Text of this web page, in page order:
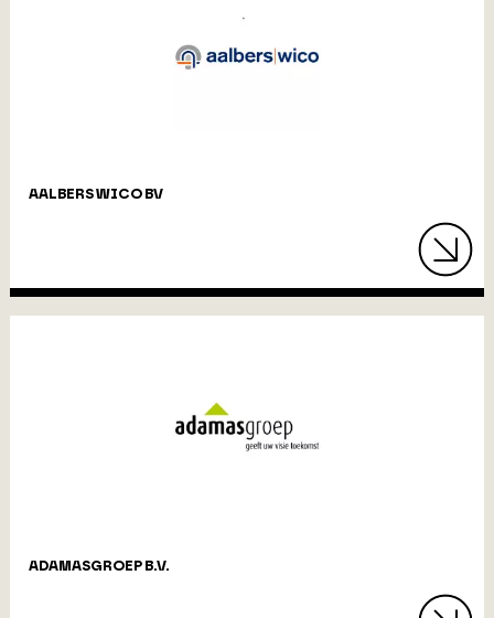
AALBERS WICO BV
ADAMASGROEP B.V.